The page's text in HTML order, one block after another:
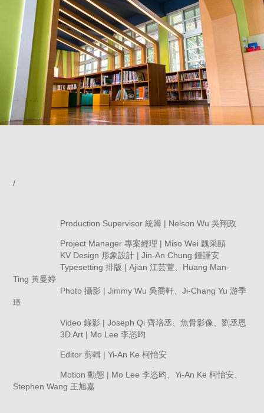
/
Production Supervisor 統籌 | Nelson Wu 吳翔政
Project Manager 專案經理 | Miso Wei 魏采頤
KV Design 形象設計 | Jin-An Chung 鍾謹安
Typesetting 排版 | Ajian江芸萱、 Huang Man-
Ting黃曼婷
Photo 攝影 | Jimmy Wu 吳喬軒、Ji-Chang Yu 游季
璋
Video 錄影 | Joseph Qi 齊培丞、魚骨影像、劉丞恩
3D Art | Mo Lee 李恣昀
Editor 剪輯 | Yi-An Ke 柯怡安
Motion 動態 | Mo Lee 李恣昀、Yi-An Ke 柯怡安、
Stephen Wang 王旭嘉